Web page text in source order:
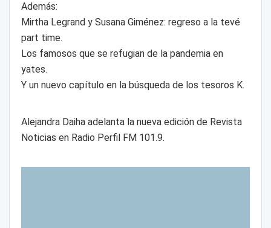
Además:
Mirtha Legrand y Susana Giménez: regreso a la tevé
part time.
Los famosos que se refugian de la pandemia en
yates.
Y un nuevo capítulo en la búsqueda de los tesoros K.
Alejandra Daiha adelanta la nueva edición de Revista
Noticias en Radio Perfil FM 101.9.